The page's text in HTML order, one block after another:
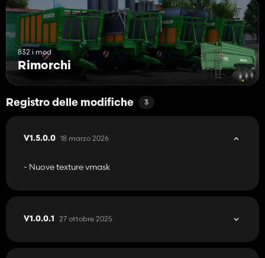
832 i mod
Rimorchi
Registro delle modifiche 3
V1.5.0.0 18 marzo 2026
- Nuove texture vmask
V1.0.0.1 27 ottobre 2025